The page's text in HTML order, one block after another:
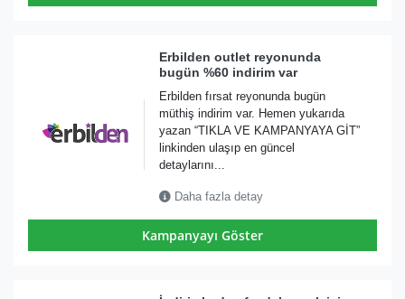
Erbilden outlet reyonunda
bugün %60 indirim var
Erbilden fırsat reyonunda bugün
müthiş indirim var. Hemen yukarıda
yazan “TIKLA VE KAMPANYAYA GİT”
linkinden ulaşıp en güncel
detaylarını...
Daha fazla detay
Kampanyayı Göster